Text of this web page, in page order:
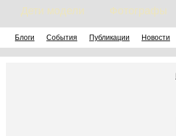
Дети модели Фотографы
Блоги События Публикации Новости